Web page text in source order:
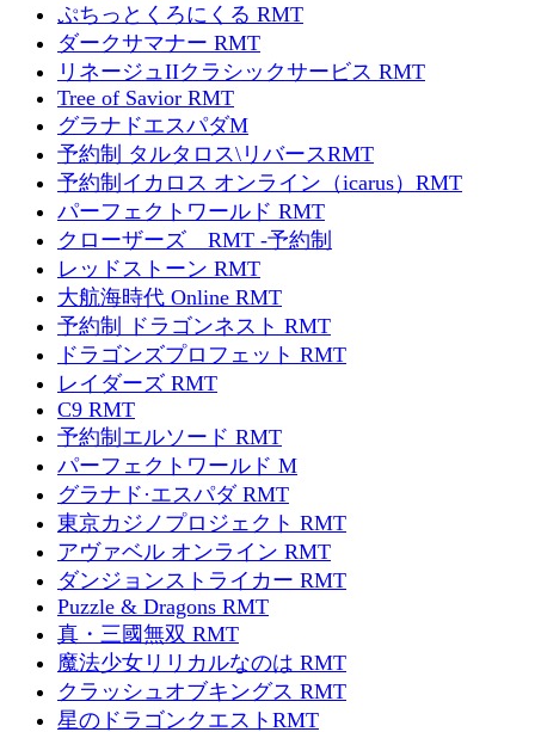
ぷちっとくろにくる RMT
ダークサマナー RMT
リネージュIIクラシックサービス RMT
Tree of Savior RMT
グラナドエスパダM
予約制 タルタロス\リバースRMT
予約制イカロス オンライン（icarus）RMT
パーフェクトワールド RMT
クローザーズ RMT -予約制
レッドストーン RMT
大航海時代 Online RMT
予約制 ドラゴンネスト RMT
ドラゴンズプロフェット RMT
レイダーズ RMT
C9 RMT
予約制エルソード RMT
パーフェクトワールド M
グラナド·エスパダ RMT
東京カジノプロジェクト RMT
アヴァベル オンライン RMT
ダンジョンストライカー RMT
Puzzle & Dragons RMT
真・三國無双 RMT
魔法少女リリカルなのは RMT
クラッシュオブキングス RMT
星のドラゴンクエストRMT